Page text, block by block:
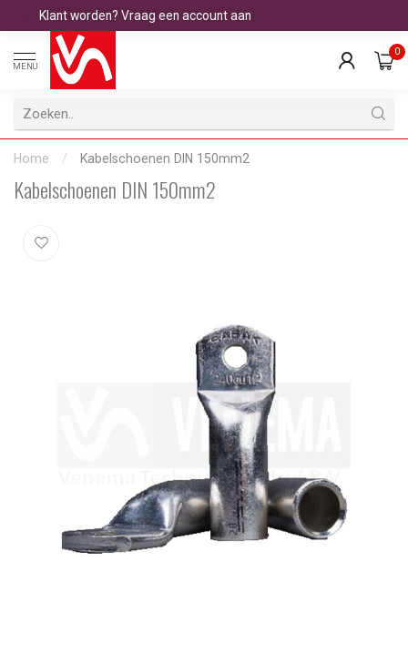
Klant worden? Vraag een account aan
MENU
0
Home / Kabelschoenen DIN 150mm2
Kabelschoenen DIN 150mm2